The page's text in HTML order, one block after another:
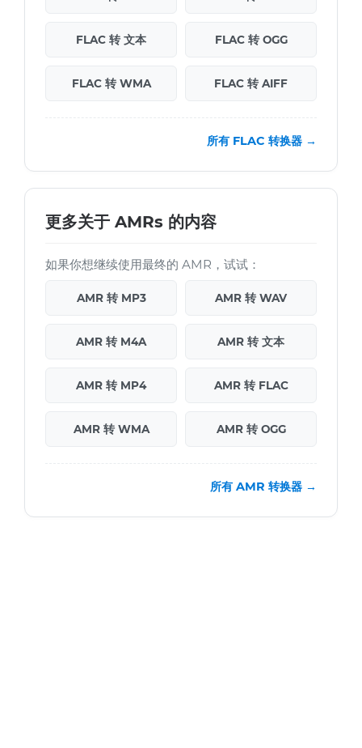
FLAC 转 文本 FLAC 转 OGG
FLAC 转 WMA FLAC 转 AIFF
所有 FLAC 转换器 →
更多关于 AMRs 的内容
如果你想继续使用最终的 AMR，试试：
AMR 转 MP3 AMR 转 WAV
AMR 转 M4A AMR 转 文本
AMR 转 MP4 AMR 转 FLAC
AMR 转 WMA AMR 转 OGG
所有 AMR 转换器 →